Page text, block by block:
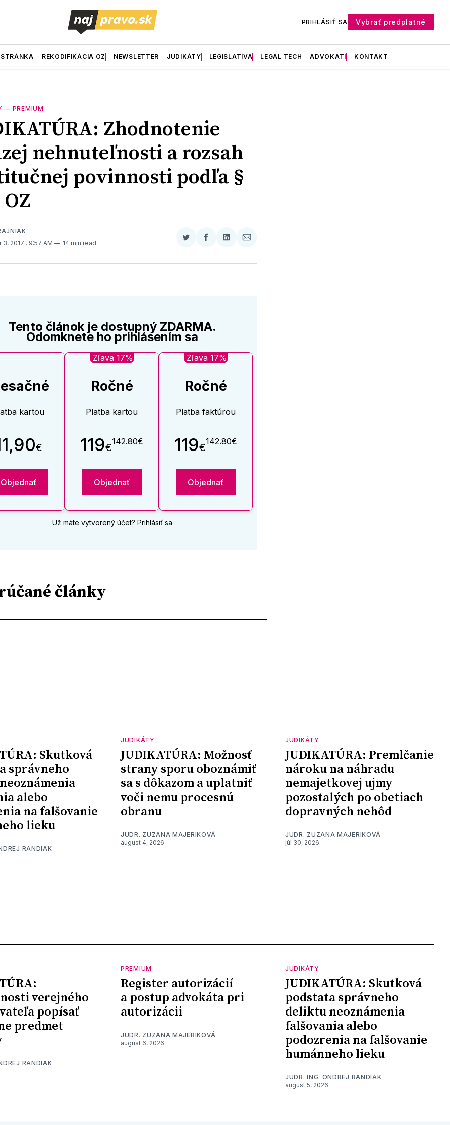
PRIHLÁSIŤ SA Vybrať predplatné
REKODIFIKÁCIA OZ NEWSLETTER JUDIKÁTY LEGISLATÍVA LEGAL TECH ADVOKÁTI KONTAKT
— PREMIUM
Zhodnotenie
nehnuteľnosti a rozsah
povinnosti podľa §
2017 . 9:57 AM 14 min read
Zdieľať
Twitter
Zdieľať
Facebooku
Zdieľať
LinkedIne
Zdieľať
E-
Tento článok je dostupný ZDARMA.
Odomknete ho prihlásením sa
kartou
€
Objednať
Zľava 17%
Ročné
Platba kartou
119€142.80€
Objednať
Zľava 17%
Ročné
Platba faktúrou
119€142.80€
Objednať
Už máte vytvorený účet?Prihlásiť sa
články
Skutková
správneho
alebo
na falšovanie
lieku
RANDIAK
JUDIKÁTY
JUDIKATÚRA: Možnosť
strany sporu oboznámiť
sa s dôkazom a uplatniť
voči nemu procesnú
obranu
JUDR. ZUZANA MAJERIKOVÁ
august 4, 2026
JUDIKÁTY
JUDIKATÚRA: Premlčanie
nároku na náhradu
nemajetkovej ujmy
pozostalých po obetiach
dopravných nehôd
JUDR. ZUZANA MAJERIKOVÁ
júl 30, 2026
verejného
popísať
predmet
RANDIAK
PREMIUM
Register autorizácií
a postup advokáta pri
autorizácii
JUDR. ZUZANA MAJERIKOVÁ
august 6, 2026
JUDIKÁTY
JUDIKATÚRA: Skutková
podstata správneho
deliktu neoznámenia
falšovania alebo
podozrenia na falšovanie
humánneho lieku
JUDR. ING. ONDREJ RANDIAK
august 5, 2026